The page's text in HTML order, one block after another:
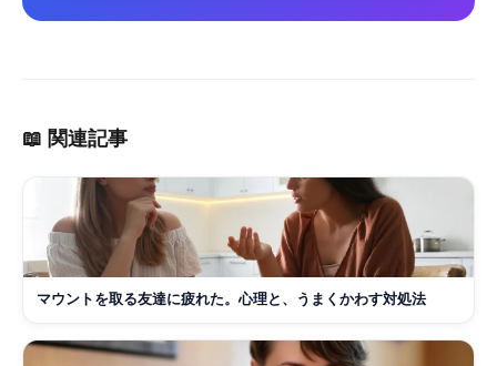
📖 関連記事
マウントを取る友達に疲れた。心理と、うまくかわす対処法